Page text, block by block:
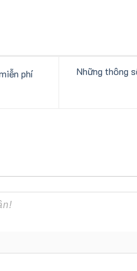
phí
Những thông